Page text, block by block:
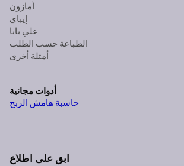
أمازون
إيباي
علي بابا
الطباعة حسب الطلب
أمثلة أخرى
أدوات مجانية
حاسبة هامش الربح
ابق على اطلاع